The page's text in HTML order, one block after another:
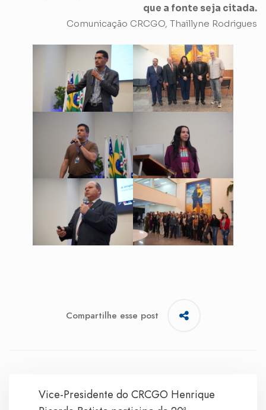
que a fonte seja citada.
Comunicação CRCGO, Thaillyne Rodrigues
Compartilhe esse post
Vice-Presidente do CRCGO Henrique